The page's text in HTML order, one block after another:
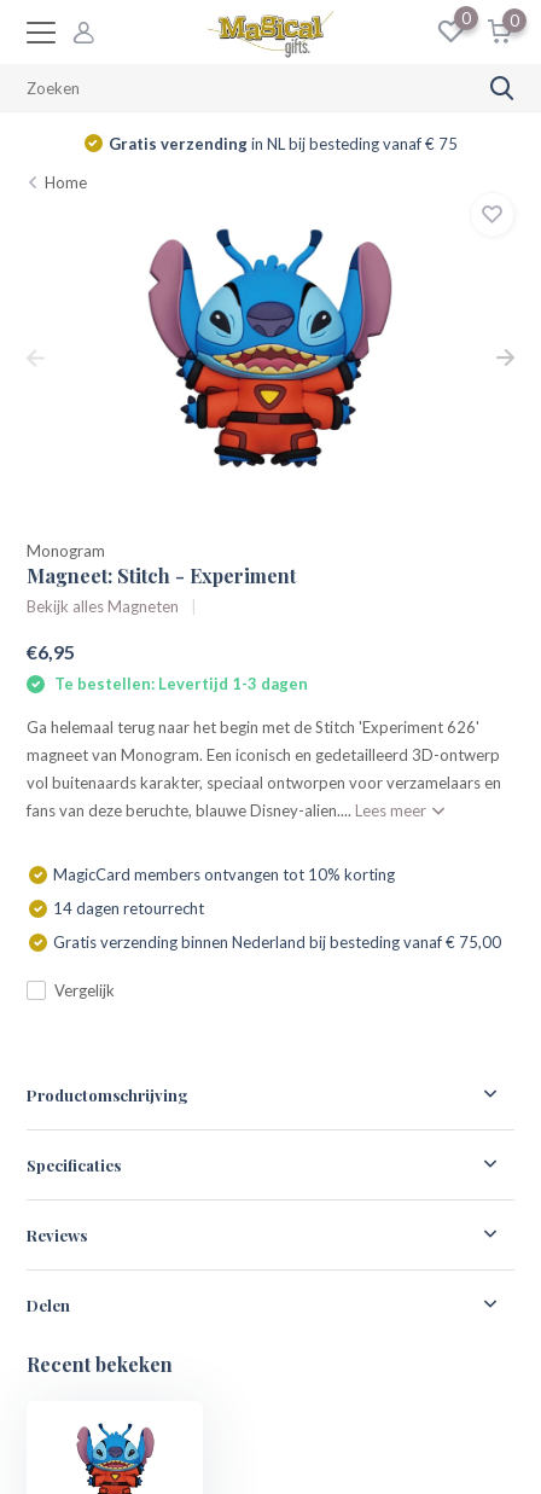
0 0
Gratis verzendingin NL bij besteding vanaf € 75
Home
Monogram
Magneet: Stitch - Experiment
Bekijk alles Magneten
€6,95
Te bestellen: Levertijd 1-3 dagen
Ga helemaal terug naar het begin met de Stitch 'Experiment 626'
magneet van Monogram. Een iconisch en gedetailleerd 3D-ontwerp
vol buitenaards karakter, speciaal ontworpen voor verzamelaars en
fans van deze beruchte, blauwe Disney-alien.... Lees meer
MagicCard members ontvangen tot 10% korting
14 dagen retourrecht
Gratis verzending binnen Nederland bij besteding vanaf € 75,00
Vergelijk
Productomschrijving
Specificaties
Reviews
Delen
Recent bekeken